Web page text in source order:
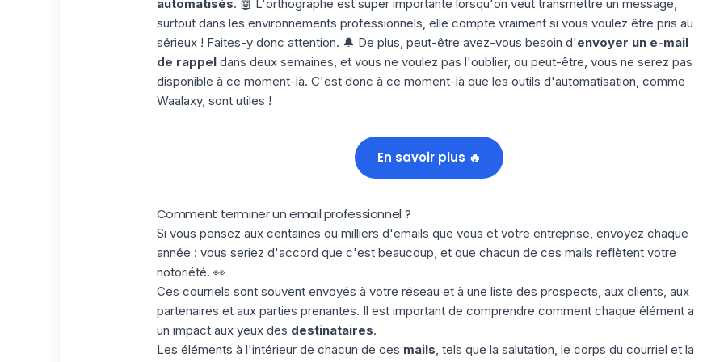
automatisés. 🤖 L'orthographe est super importante lorsqu'on veut transmettre un message,
surtout dans les environnements professionnels, elle compte vraiment si vous voulez être pris au
sérieux ! Faites-y donc attention. 🔔 De plus, peut-être avez-vous besoin d'envoyer un e-mail
de rappeldans deux semaines, et vous ne voulez pas l'oublier, ou peut-être, vous ne serez pas
disponible à ce moment-là. C'est donc à ce moment-là que les outils d'automatisation, comme
Waalaxy, sont utiles !
En savoir plus 🔥
Comment terminer un email professionnel ?
Si vous pensez aux centaines ou milliers d'emails que vous et votre entreprise, envoyez chaque
année : vous seriez d'accord que c'est beaucoup, et que chacun de ces mails reflètent votre
notoriété. 👀
Ces courriels sont souvent envoyés à votre réseau et à une liste des prospects, aux clients, aux
partenaires et aux parties prenantes. Il est important de comprendre comment chaque élément a
un impact aux yeux des destinataires.
Les éléments à l'intérieur de chacun de ces mails, tels que la salutation, le corps du courriel et la